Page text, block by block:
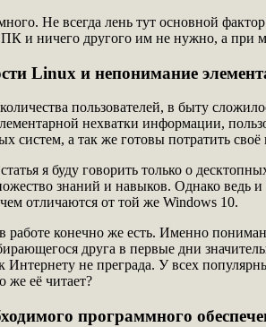
Не всегда лень тут основной
и ничего другого им не нужно, а при
Linux и непонимание
пользователей, в быту
нехватки информации,
систем, а так же готовы потратить
я буду говорить только о
знаний и навыков. Однако ведь
отличаются от той же Windows 10.
конечно же есть. Именно
друга в первые дни
Интернету не преграда. У всех
же её читает?
программного